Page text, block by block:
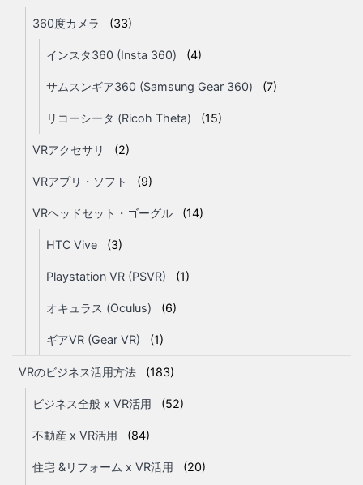
360度カメラ (33)
インスタ360 (Insta 360) (4)
サムスンギア360 (Samsung Gear 360) (7)
リコーシータ (Ricoh Theta) (15)
VRアクセサリ (2)
VRアプリ・ソフト (9)
VRヘッドセット・ゴーグル (14)
HTC Vive (3)
Playstation VR (PSVR) (1)
オキュラス (Oculus) (6)
ギアVR (Gear VR) (1)
VRのビジネス活用方法 (183)
ビジネス全般 x VR活用 (52)
不動産 x VR活用 (84)
住宅 &リフォーム x VR活用 (20)